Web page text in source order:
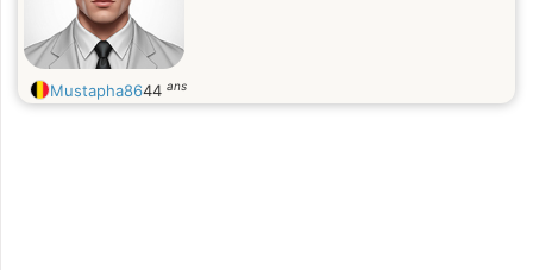
Mustapha8644 ans